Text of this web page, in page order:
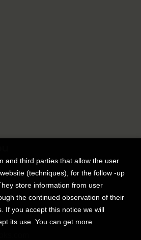
and third parties that allow the user
(techniques), for the follow -up
store information from user
the continued observation of their
If you accept this notice we will
its use. You can get more